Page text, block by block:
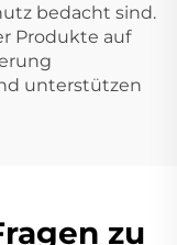
bedacht sind.
Produkte auf
unterstützen
zu